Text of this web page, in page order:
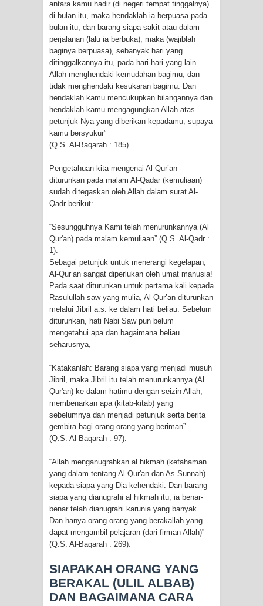
antara kamu hadir (di negeri tempat tinggalnya)
di bulan itu, maka hendaklah ia berpuasa pada
bulan itu, dan barang siapa sakit atau dalam
perjalanan (lalu ia berbuka), maka (wajiblah
baginya berpuasa), sebanyak hari yang
ditinggalkannya itu, pada hari-hari yang lain.
Allah menghendaki kemudahan bagimu, dan
tidak menghendaki kesukaran bagimu. Dan
hendaklah kamu mencukupkan bilangannya dan
hendaklah kamu mengagungkan Allah atas
petunjuk-Nya yang diberikan kepadamu, supaya
kamu bersyukur”
(Q.S. Al-Baqarah : 185).
Pengetahuan kita mengenai Al-Qur’an
diturunkan pada malam Al-Qadar (kemuliaan)
sudah ditegaskan oleh Allah dalam surat Al-
Qadr berikut:
“Sesungguhnya Kami telah menurunkannya (Al
Qur'an) pada malam kemuliaan” (Q.S. Al-Qadr :
1).
Sebagai petunjuk untuk menerangi kegelapan,
Al-Qur’an sangat diperlukan oleh umat manusia!
Pada saat diturunkan untuk pertama kali kepada
Rasulullah saw yang mulia, Al-Qur’an diturunkan
melalui Jibril a.s. ke dalam hati beliau. Sebelum
diturunkan, hati Nabi Saw pun belum
mengetahui apa dan bagaimana beliau
seharusnya,
“Katakanlah: Barang siapa yang menjadi musuh
Jibril, maka Jibril itu telah menurunkannya (Al
Qur'an) ke dalam hatimu dengan seizin Allah;
membenarkan apa (kitab-kitab) yang
sebelumnya dan menjadi petunjuk serta berita
gembira bagi orang-orang yang beriman”
(Q.S. Al-Baqarah : 97).
“Allah menganugrahkan al hikmah (kefahaman
yang dalam tentang Al Qur'an dan As Sunnah)
kepada siapa yang Dia kehendaki. Dan barang
siapa yang dianugrahi al hikmah itu, ia benar-
benar telah dianugrahi karunia yang banyak.
Dan hanya orang-orang yang berakallah yang
dapat mengambil pelajaran (dari firman Allah)”
(Q.S. Al-Baqarah : 269).
SIAPAKAH ORANG YANG
BERAKAL (ULIL ALBAB)
DAN BAGAIMANA CARA